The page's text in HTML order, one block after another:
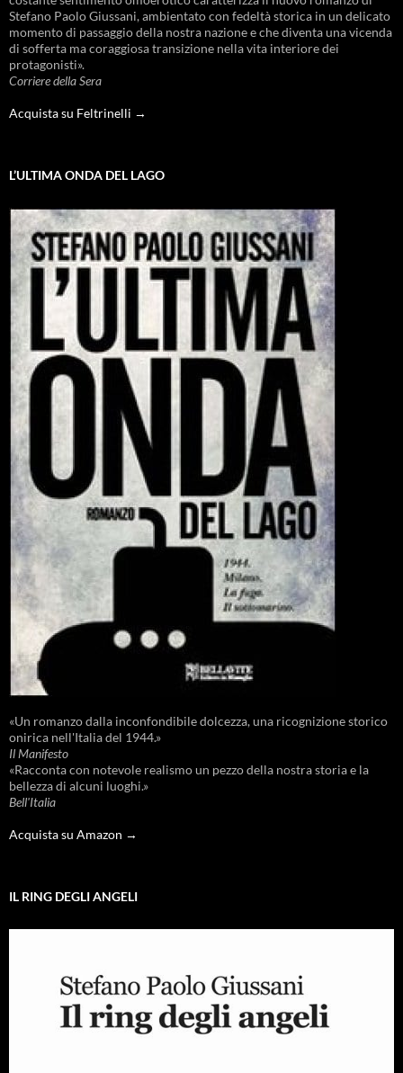
Stefano Paolo Giussani, ambientato con fedeltà storica in un delicato
momento di passaggio della nostra nazione e che diventa una vicenda
di sofferta ma coraggiosa transizione nella vita interiore dei
protagonisti».
Corriere della Sera
Acquista su Feltrinelli →
L’ULTIMA ONDA DEL LAGO
«Un romanzo dalla inconfondibile dolcezza, una ricognizione storico
onirica nell'Italia del 1944.»
Il Manifesto
«Racconta con notevole realismo un pezzo della nostra storia e la
bellezza di alcuni luoghi.»
Bell'Italia
Acquista su Amazon →
IL RING DEGLI ANGELI